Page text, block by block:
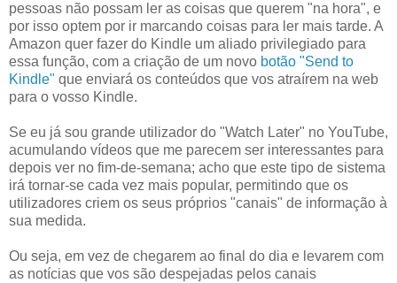
pessoas não possam ler as coisas que querem "na hora", e
por isso optem por ir marcando coisas para ler mais tarde. A
Amazon quer fazer do Kindle um aliado privilegiado para
essa função, com a criação de um novo botão "Send to
Kindle" que enviará os conteúdos que vos atraírem na web
para o vosso Kindle.
Se eu já sou grande utilizador do "Watch Later" no YouTube,
acumulando vídeos que me parecem ser interessantes para
depois ver no fim-de-semana; acho que este tipo de sistema
irá tornar-se cada vez mais popular, permitindo que os
utilizadores criem os seus próprios "canais" de informação à
sua medida.
Ou seja, em vez de chegarem ao final do dia e levarem com
as notícias que vos são despejadas pelos canais